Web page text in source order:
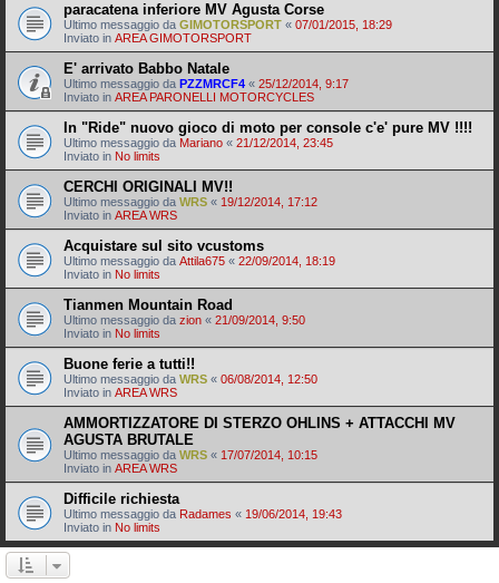
paracatena inferiore MV Agusta Corse
Ultimo messaggio da GIMOTORSPORT « 07/01/2015, 18:29
Inviato in AREA GIMOTORSPORT
E' arrivato Babbo Natale
Ultimo messaggio da PZZMRCF4 « 25/12/2014, 9:17
Inviato in AREA PARONELLI MOTORCYCLES
In "Ride" nuovo gioco di moto per console c'e' pure MV !!!!
Ultimo messaggio da Mariano « 21/12/2014, 23:45
Inviato in No limits
CERCHI ORIGINALI MV!!
Ultimo messaggio da WRS « 19/12/2014, 17:12
Inviato in AREA WRS
Acquistare sul sito vcustoms
Ultimo messaggio da Attila675 « 22/09/2014, 18:19
Inviato in No limits
Tianmen Mountain Road
Ultimo messaggio da zion « 21/09/2014, 9:50
Inviato in No limits
Buone ferie a tutti!!
Ultimo messaggio da WRS « 06/08/2014, 12:50
Inviato in AREA WRS
AMMORTIZZATORE DI STERZO OHLINS + ATTACCHI MV
AGUSTA BRUTALE
Ultimo messaggio da WRS « 17/07/2014, 10:15
Inviato in AREA WRS
Difficile richiesta
Ultimo messaggio da Radames « 19/06/2014, 19:43
Inviato in No limits